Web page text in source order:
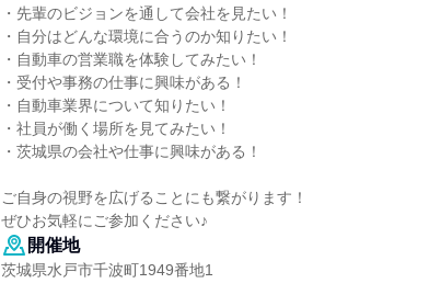
・先輩のビジョンを通して会社を見たい！
・自分はどんな環境に合うのか知りたい！
・自動車の営業職を体験してみたい！
・受付や事務の仕事に興味がある！
・自動車業界について知りたい！
・社員が働く場所を見てみたい！
・茨城県の会社や仕事に興味がある！
ご自身の視野を広げることにも繋がります！
ぜひお気軽にご参加ください♪
開催地
茨城県水戸市千波町1949番地1